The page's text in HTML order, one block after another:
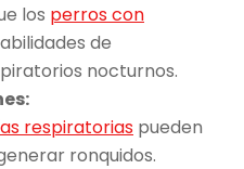
los perros con
de
nocturnos.
respiratorias pueden
ronquidos.